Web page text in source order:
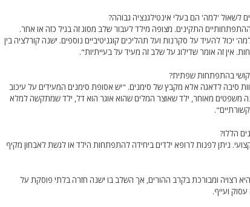
לשאול 'למה' הם בעלי אינטילגנציה גבוהה?
ההתפתחותיים התקינים. מצופה מילד לעבור שלב מסוג זה בגיל כזה או אחר.
יכול להעיד על סקרנות ועל תהליכים קוגניטיביים נוספים. ישנה קורלציה בין
אין זה אומר שדילוג על שלב זה מעיד על בעייתיות".
בהתפתחות שפתית?
סיבה לדאגה אלא מקבץ של סימנים. "יש אסופת סימנים המעידים על עיכוב
משפטים מאוחר, ילד שאוצר המלים שהוא אוגר הוא דל, ילד שמתקשה למלא
הללו?
ניתן לפנות לרופא ילדים ביחידה להתפתחות הילד או לגשת לאבחון מקיף
רצויה ומבורכת בקרב ההורים, אך השלב בו ישנה חזרה בלתי פוסקת על
ועייף.